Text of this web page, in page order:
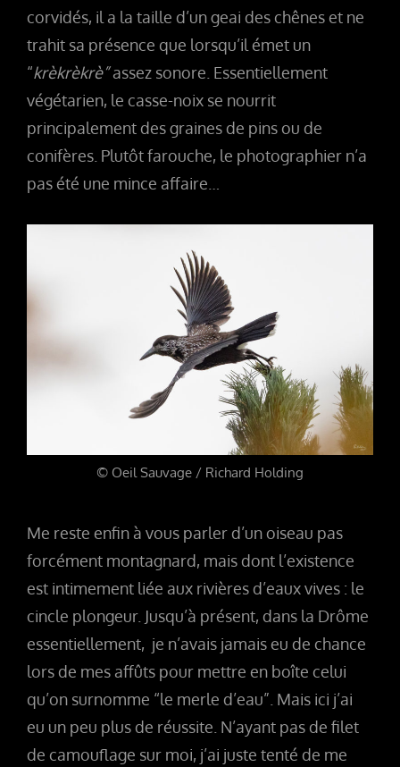
corvidés, il a la taille d’un geai des chênes et ne
trahit sa présence que lorsqu’il émet un
“krèkrèkrè”assez sonore. Essentiellement
végétarien, le casse-noix se nourrit
principalement des graines de pins ou de
conifères. Plutôt farouche, le photographier n’a
pas été une mince affaire…
© Oeil Sauvage / Richard Holding
Me reste enfin à vous parler d’un oiseau pas
forcément montagnard, mais dont l’existence
est intimement liée aux rivières d’eaux vives : le
cincle plongeur. Jusqu’à présent, dans la Drôme
essentiellement, je n’avais jamais eu de chance
lors de mes affûts pour mettre en boîte celui
qu’on surnomme “le merle d’eau”. Mais ici j’ai
eu un peu plus de réussite. N’ayant pas de filet
de camouflage sur moi, j’ai juste tenté de me